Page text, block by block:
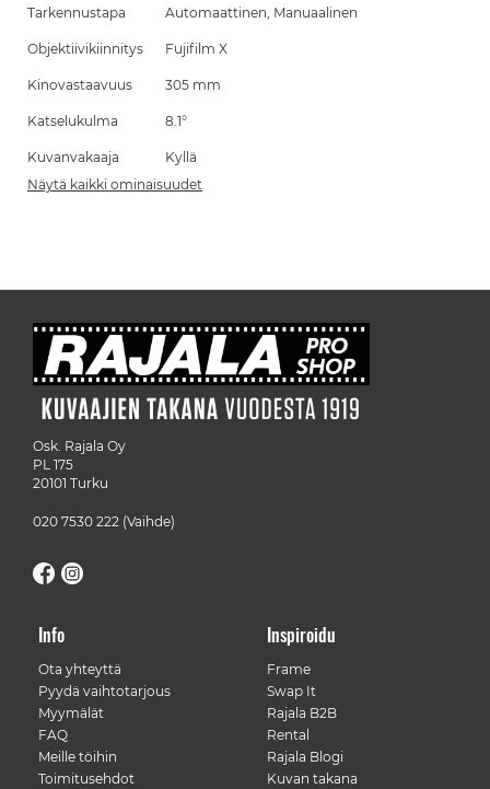
Tarkennustapa Automaattinen, Manuaalinen
Objektiivikiinnitys Fujifilm X
Kinovastaavuus 305 mm
Katselukulma 8.1°
Kuvanvakaaja
Kyllä
Näytä kaikki ominaisuudet
Osk. Rajala Oy
PL 175
20101 Turku
020 7530 222 (Vaihde)
Info
Ota yhteyttä
Pyydä vaihtotarjous
Myymälät
FAQ
Meille töihin
Toimitusehdot
Inspiroidu
Frame
Swap It
Rajala B2B
Rental
Rajala Blogi
Kuvan takana